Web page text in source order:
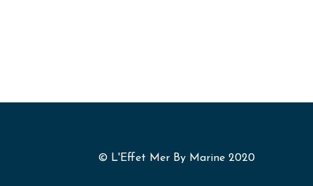
© L'Effet Mer By Marine 2020